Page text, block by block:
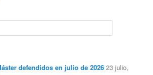
defendidos en julio de 2026 23 julio,